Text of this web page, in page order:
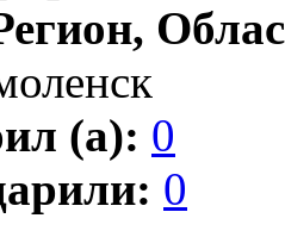
(а): 0
0